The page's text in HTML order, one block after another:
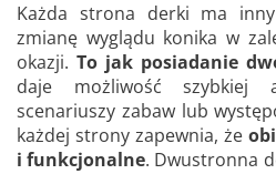
Każda strona derki ma
zmianę wyglądu konika w
okazji. To jak posiadanie
daje możliwość szybkiej
scenariuszy zabaw lub
każdej strony zapewnia, że
i funkcjonalne. Dwustronna